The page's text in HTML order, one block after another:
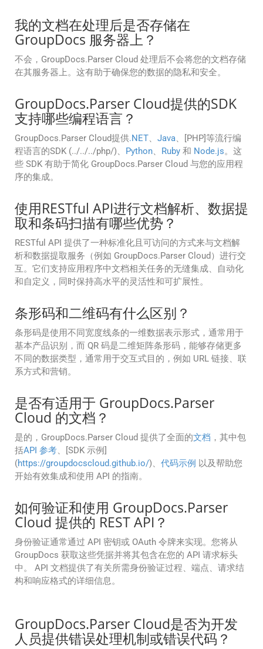
我的文档在处理后是否存储在
GroupDocs 服务器上？
不会，GroupDocs.Parser Cloud 处理后不会将您的文档存储
在其服务器上。这有助于确保您的数据的隐私和安全。
GroupDocs.Parser Cloud提供的SDK
支持哪些编程语言？
GroupDocs.Parser Cloud提供.NET、 Java、[PHP]等流行编
程语言的SDK (../../../php/)、 Python、 Ruby 和 Node.js。这
些 SDK 有助于简化 GroupDocs.Parser Cloud 与您的应用程
序的集成。
使用RESTful API进行文档解析、数据提
取和条码扫描有哪些优势？
RESTful API 提供了一种标准化且可访问的方式来与文档解
析和数据提取服务（例如 GroupDocs.Parser Cloud）进行交
互。它们支持应用程序中文档相关任务的无缝集成、自动化
和自定义，同时保持高水平的灵活性和可扩展性。
条形码和二维码有什么区别？
条形码是使用不同宽度线条的一维数据表示形式，通常用于
基本产品识别，而 QR 码是二维矩阵条形码，能够存储更多
不同的数据类型，通常用于交互式目的，例如 URL 链接、联
系方式和营销。
是否有适用于 GroupDocs.Parser
Cloud 的文档？
是的，GroupDocs.Parser Cloud 提供了全面的文档 ，其中包
括API 参考、[SDK 示例]
(https://groupdocscloud.github.io/)、 代码示例 以及帮助您
开始有效集成和使用 API 的指南。
如何验证和使用 GroupDocs.Parser
Cloud 提供的 REST API？
身份验证通常通过 API 密钥或 OAuth 令牌来实现。您将从
GroupDocs 获取这些凭据并将其包含在您的 API 请求标头
中。 API 文档提供了有关所需身份验证过程、端点、请求结
构和响应格式的详细信息。
GroupDocs.Parser Cloud是否为开发
人员提供错误处理机制或错误代码？